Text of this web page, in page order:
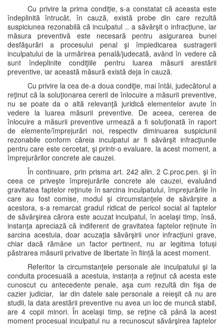
Cu privire la prima condiţie, s-a constatat că aceasta este
îndeplinită întrucât, în cauză, există probe din care rezultă
suspiciunea rezonabilă că inculpatul .. a săvârşit o infracţiune, iar
măsura preventivă este necesară pentru asigurarea bunei
desfăşurări a procesului penal şi împiedicarea sustragerii
inculpatului de la urmărirea penală/judecată, având în vedere că
sunt îndeplinite condiţiile pentru luarea măsurii arestării
preventive, iar această măsură există deja în cauză.
Cu privire la cea de-a doua condiţie, mai întâi, judecătorul a
reţinut că la soluţionarea cererii de înlocuire a măsurii preventive,
nu se poate da o altă relevanţă juridică elementelor avute în
vedere la luarea măsurii preventive. De aceea, cererea de
înlocuire a măsurii preventive urmează a fi soluţionată în raport
de elemente/împrejurări noi, respectiv diminuarea suspiciunii
rezonabile conform căreia inculpatul ar fi săvârşit infracţiunile
pentru care este cercetat, şi printr-o evaluare, la acest moment, a
împrejurărilor concrete ale cauzei.
În continuare, prin prisma art. 242 alin. 2 C.proc.pen. şi în
ceea ce priveşte împrejurările concrete ale cauzei, evaluând
gravitatea faptelor reţinute în sarcina inculpatului, împrejurările în
care au fost comise, modul şi circumstanţele de săvârșire a
acestora, s-a remarcat gradul ridicat de pericol social al faptelor
de săvârşirea cărora este acuzat inculpatul, în acelaşi timp, însă,
instanţa apreciază că indiferent de gravitatea faptelor reţinute în
sarcina acestuia, doar acuzaţia săvârşirii unor infracţiuni grave,
chiar dacă rămâne un factor pertinent, nu ar legitima totuși
păstrarea măsurii privative de libertate în ființă la acest moment.
Referitor la circumstanţele personale ale inculpatului şi la
conduita procesuală a acestuia, instanța a reţinut că acesta este
cunoscut cu antecedente penale, aşa cum rezultă din fişa de
cazier judiciar, iar din datele sale personale a reieşit că nu are
studii, la data arestării preventive nu avea un loc de muncă stabil,
are 4 copii minori. În acelaşi timp, se reţine că până la acest
moment procesual inculpatul nu a recunoscut săvârşirea faptelor